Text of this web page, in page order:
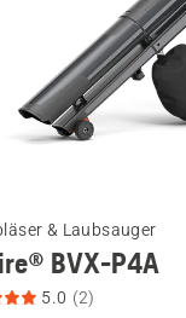
& Laubsauger
BVX-P4A
5.0 (2)